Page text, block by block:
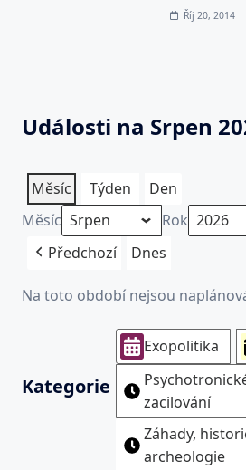
Říj 20, 2014
Události na Srpen
Měsíc Týden
Den
Měsíc
Rok
Předchozí
Dnes
Na toto období nejsou
Kategorie
Exopolitika
zacilování
Záhady,
archeologie